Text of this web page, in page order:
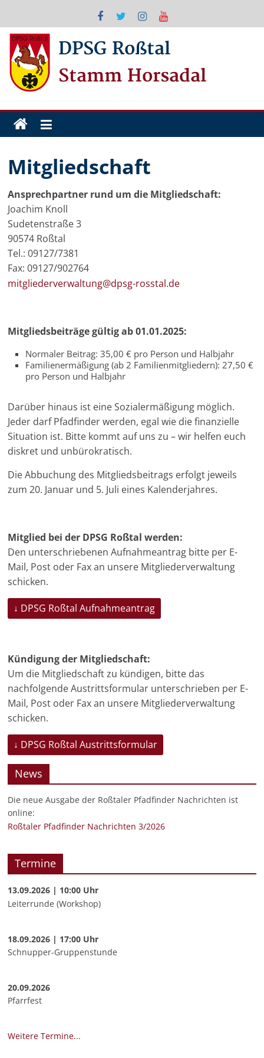
springen
DPSG
Roßtal
Mitgliedschaft
Ansprechpartner rund um die Mitgliedschaft:
Joachim Knoll
Sudetenstraße 3
90574 Roßtal
Tel.: 09127/7381
Fax: 09127/902764
mitgliederverwaltung@dpsg-rosstal.de
Mitgliedsbeiträge gültig ab 01.01.2025:
Normaler Beitrag: 35,00 € pro Person und Halbjahr
Familienermäßigung (ab 2 Familienmitgliedern): 27,50 €
pro Person und Halbjahr
Darüber hinaus ist eine Sozialermäßigung möglich.
Jeder darf Pfadfinder werden, egal wie die finanzielle
Situation ist. Bitte kommt auf uns zu – wir helfen euch
diskret und unbürokratisch.
Die Abbuchung des Mitgliedsbeitrags erfolgt jeweils
zum 20. Januar und 5. Juli eines Kalenderjahres.
Mitglied bei der DPSG Roßtal werden:
Den unterschriebenen Aufnahmeantrag bitte per E-
Mail, Post oder Fax an unsere Mitgliederverwaltung
schicken.
↓ DPSG Roßtal Aufnahmeantrag
Kündigung der Mitgliedschaft:
Um die Mitgliedschaft zu kündigen, bitte das
nachfolgende Austrittsformular unterschrieben per E-
Mail, Post oder Fax an unsere Mitgliederverwaltung
schicken.
↓ DPSG Roßtal Austrittsformular
News
Die neue Ausgabe der Roßtaler Pfadfinder Nachrichten ist
online:
Roßtaler Pfadfinder Nachrichten 3/2026
Termine
13.09.2026 | 10:00 Uhr
Leiterrunde (Workshop)
18.09.2026 | 17:00 Uhr
Schnupper-Gruppenstunde
20.09.2026
Pfarrfest
Weitere Termine...